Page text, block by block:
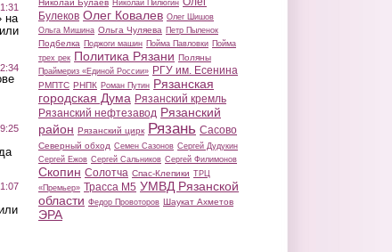
на
Николай Булаев Николай Пилюгин
Булеков Олег Ковалев Олег Шишов
Ольга Мишина Ольга Чуляева Петр Пыленок
Подбелка Поджоги машин Пойма Павловки Пойма
трех рек Политика Рязани Поляны
Праймериз «Единой России» РГУ им. Есенина
РМПТС РНПК Роман Путин Рязанская
городская Дума Рязанский кремль
Рязанский нефтезавод Рязанский
район Рязанский цирк Рязань Сасово
Северный обход Семен Сазонов Сергей Дудукин
Сергей Ежов Сергей Сальников Сергей Филимонов
Скопин Солотча Спас-Клепики ТРЦ
«Премьер» Трасса М5 УМВД Рязанской
области Федор Провоторов Шаукат Ахметов
ЭРА